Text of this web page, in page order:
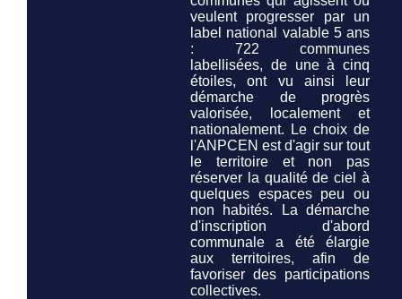
veulent progresser par un
label national valable 5 ans
: 722 communes
labellisées, de une à cinq
étoiles, ont vu ainsi leur
démarche de progrès
valorisée, localement et
nationalement. Le choix de
l'ANPCEN est d'agir sur tout
le territoire et non pas
réserver la qualité de ciel à
quelques espaces peu ou
non habités. La démarche
d'inscription d'abord
communale a été élargie
aux territoires, afin de
favoriser des participations
collectives.